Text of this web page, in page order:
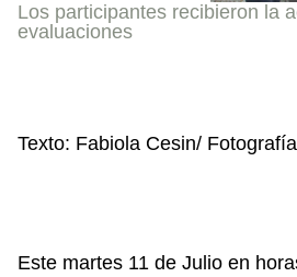
Los participantes recibieron la
evaluaciones
Texto: Fabiola Cesin/
Este martes 11 de Julio en